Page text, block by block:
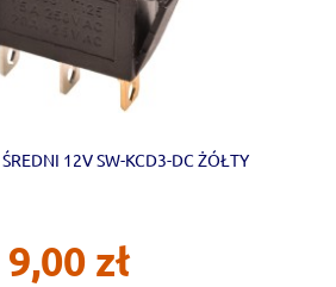
12V SW-KCD3-DC ŻÓŁTY
9,00 zł